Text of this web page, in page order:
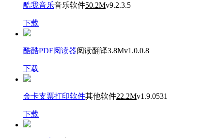
酷我音乐音乐软件50.2Mv9.2.3.5
下载
酷酷PDF阅读器阅读翻译3.8Mv1.0.0.8
下载
金卡支票打印软件其他软件22.2Mv1.9.0531
下载